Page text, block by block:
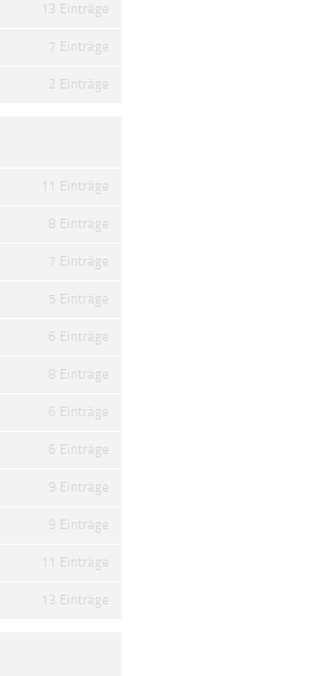
13 Einträge
7 Einträge
2 Einträge
11 Einträge
8 Einträge
7 Einträge
5 Einträge
6 Einträge
8 Einträge
6 Einträge
6 Einträge
9 Einträge
9 Einträge
11 Einträge
13 Einträge